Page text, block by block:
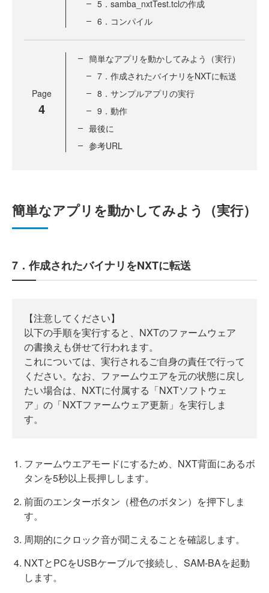
5．samba_nxtTest.tclの作成
6．コンパイル
Page
4
簡単なアプリを動かしてみよう（実行）
7．作成されたバイナリをNXTに転送
8．サンプルアプリの実行
9．動作
最後に
参考URL
簡単なアプリを動かしてみよう（実行）
7．作成されたバイナリをNXTに転送
【注意してください】
以下の手順を実行すると、NXTのファームウェア
の書換えも併せて行われます。
これについては、実行されるご自身の責任で行って
ください。なお、ファームウエアを元の状態に戻し
たい場合は、NXTに付属する「NXTソフトウェ
ア」の「NXTファームウェア更新」を実行しま
す。
ファームウエアモードにするため、NXT背面にあるボ
タンを5秒以上長押しします。
前面のエンターボタン（橙色のボタン）を押下しま
す。
周期的にクロック音が聞こえることを確認します。
NXTとPCをUSBケーブルで接続し、SAM-BAを起動
します。